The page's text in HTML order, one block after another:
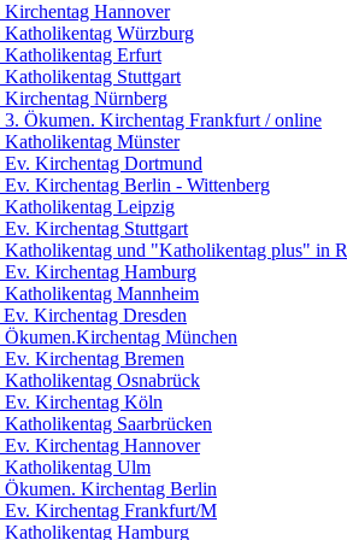
Kirchentag Hannover
Katholikentag Würzburg
Katholikentag Erfurt
Katholikentag Stuttgart
Kirchentag Nürnberg
3. Ökumen. Kirchentag Frankfurt / online
Katholikentag Münster
Ev. Kirchentag Dortmund
Ev. Kirchentag Berlin - Wittenberg
Katholikentag Leipzig
Ev. Kirchentag Stuttgart
Katholikentag und "Katholikentag plus" in
Ev. Kirchentag Hamburg
Katholikentag Mannheim
Ev. Kirchentag Dresden
Ökumen.Kirchentag München
Ev. Kirchentag Bremen
Katholikentag Osnabrück
Ev. Kirchentag Köln
Katholikentag Saarbrücken
Ev. Kirchentag Hannover
Katholikentag Ulm
Ökumen. Kirchentag Berlin
Ev. Kirchentag Frankfurt/M
Katholikentag Hamburg